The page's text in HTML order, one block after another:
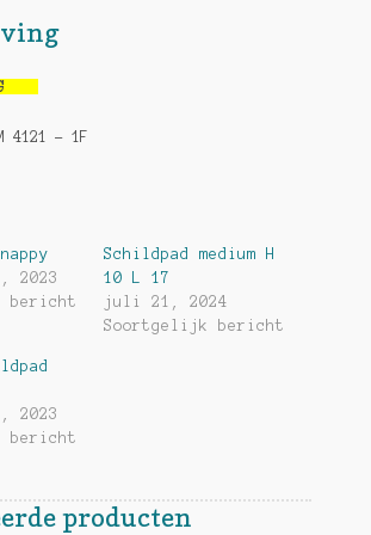
4121 – 1F
2023
bericht
Schildpad medium H
10 L 17
juli 21, 2024
Soortgelijk bericht
2023
bericht
producten